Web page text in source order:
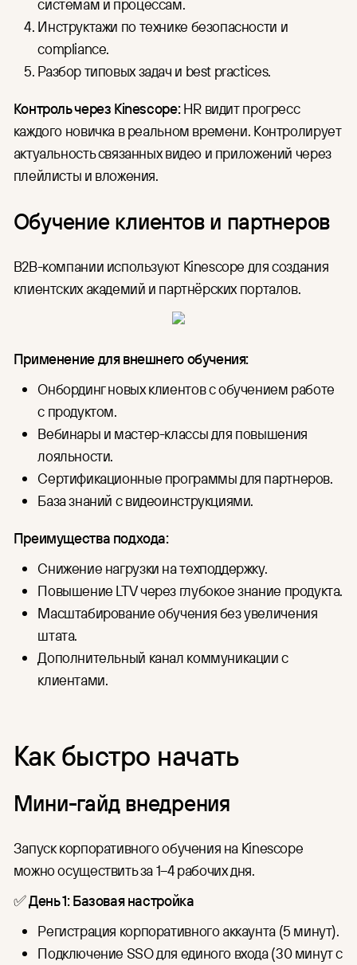
системам и процессам.
Инструктажи по технике безопасности и
compliance.
Разбор типовых задач и best practices.
Контроль через Kinescope:HR видит прогресс
каждого новичка в реальном времени. Контролирует
актуальность связанных видео и приложений через
плейлисты и вложения.
Обучение клиентов и партнеров
B2B-компании используют Kinescope для создания
клиентских академий и партнёрских порталов.
Применение для внешнего обучения:
Онбординг новых клиентов с обучением работе
с продуктом.
Вебинары и мастер-классы для повышения
лояльности.
Сертификационные программы для партнеров.
База знаний с видеоинструкциями.
Преимущества подхода:
Снижение нагрузки на техподдержку.
Повышение LTV через глубокое знание продукта.
Масштабирование обучения без увеличения
штата.
Дополнительный канал коммуникации с
клиентами.
Как быстро начать
Мини-гайд внедрения
Запуск корпоративного обучения на Kinescope
можно осуществить за 1–4 рабочих дня.
✅День 1: Базовая настройка
Регистрация корпоративного аккаунта (5 минут).
Подключение SSO для единого входа (30 минут с